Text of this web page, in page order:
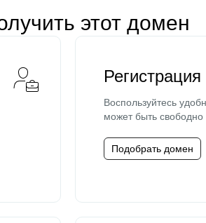
этот домен
Воспользуйтесь
может быть
Подобрать домен